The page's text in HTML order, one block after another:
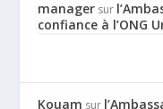
manager sur
confiance à l’ONG
Kouam sur